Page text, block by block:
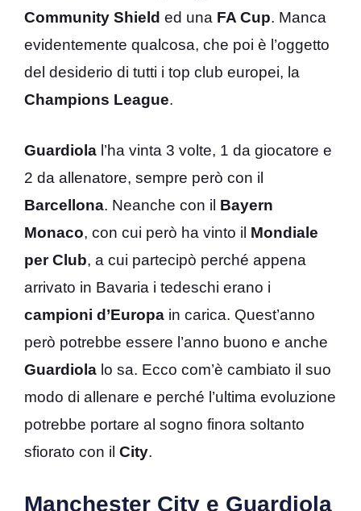
Community Shield ed una FA Cup. Manca
evidentemente qualcosa, che poi è l’oggetto
del desiderio di tutti i top club europei, la
Champions League.
Guardiola l’ha vinta 3 volte, 1 da giocatore e
2 da allenatore, sempre però con il
Barcellona. Neanche con il Bayern
Monaco, con cui però ha vinto il Mondiale
per Club, a cui partecipò perché appena
arrivato in Bavaria i tedeschi erano i
campioni d’Europa in carica. Quest’anno
però potrebbe essere l’anno buono e anche
Guardiola lo sa. Ecco com’è cambiato il suo
modo di allenare e perché l’ultima evoluzione
potrebbe portare al sogno finora soltanto
sfiorato con il City.
Manchester City e Guardiola